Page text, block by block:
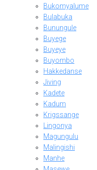
Bukomyalume
Bulabuka
Bunungule
Buyege
Buyeye
Buyombo
Hakkedanse
Jiving
Kadete
Kadum
Krigssange
Lingonya
Magungulu
Malingishi
Manhe